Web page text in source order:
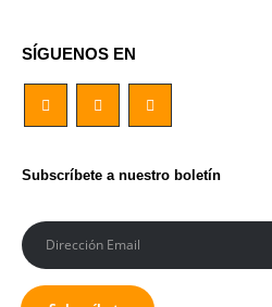
SÍGUENOS EN
Subscríbete a nuestro boletín